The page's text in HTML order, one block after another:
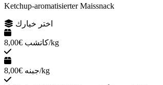
Ketchup-aromatisierter Maissnack
اختر خيارك
كاتشب€8,00/kg
جبنه€8,00/kg